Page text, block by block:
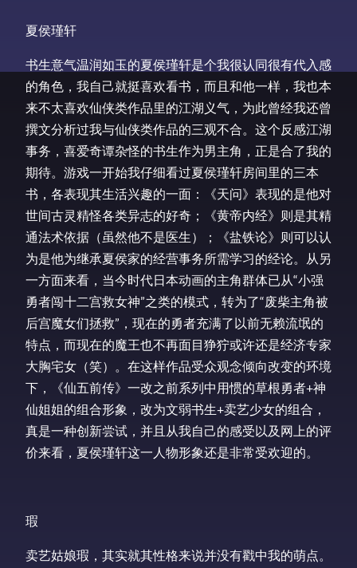
夏侯瑾轩
书生意气温润如玉的夏侯瑾轩是个我很认同很有代入感
的角色，我自己就挺喜欢看书，而且和他一样，我也本
来不太喜欢仙侠类作品里的江湖义气，为此曾经我还曾
撰文分析过我与仙侠类作品的三观不合。这个反感江湖
事务，喜爱奇谭杂怪的书生作为男主角，正是合了我的
期待。游戏一开始我仔细看过夏侯瑾轩房间里的三本
书，各表现其生活兴趣的一面：《天问》表现的是他对
世间古灵精怪各类异志的好奇；《黄帝内经》则是其精
通法术依据（虽然他不是医生）；《盐铁论》则可以认
为是他为继承夏侯家的经营事务所需学习的经论。从另
一方面来看，当今时代日本动画的主角群体已从“小强
勇者闯十二宫救女神”之类的模式，转为了“废柴主角被
后宫魔女们拯救”，现在的勇者充满了以前无赖流氓的
特点，而现在的魔王也不再面目狰狞或许还是经济专家
大胸宅女（笑）。在这样作品受众观念倾向改变的环境
下，《仙五前传》一改之前系列中用惯的草根勇者+神
仙姐姐的组合形象，改为文弱书生+卖艺少女的组合，
真是一种创新尝试，并且从我自己的感受以及网上的评
价来看，夏侯瑾轩这一人物形象还是非常受欢迎的。
瑕
卖艺姑娘瑕，其实就其性格来说并没有戳中我的萌点。